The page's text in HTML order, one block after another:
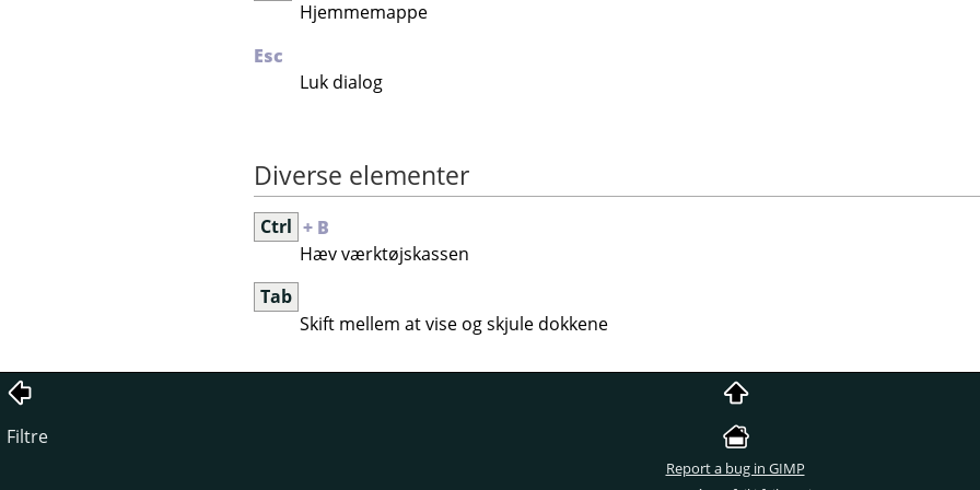
Hjemmemappe
Esc
Luk dialog
Diverse elementer
Ctrl + B
Hæv værktøjskassen
Tab
Skift mellem at vise og skjule dokkene
Filtre
Report a bug in GIMP